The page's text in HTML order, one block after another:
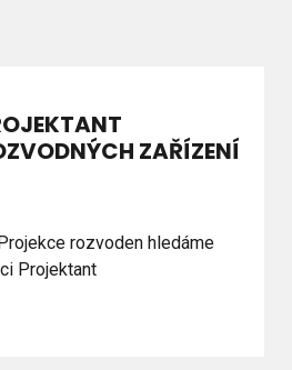
ZAŘÍZENÍ
rozvoden hledáme
Projektant
ZAŘÍZENÍ
rozvoden hledáme
Projektant